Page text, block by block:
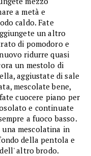
a metà e
caldo. Fate
un altro
di pomodoro e
ridurre quasi
un mestolo di
aggiustate di sale
mescolate bene,
cuocere piano per
e continuate
a fuoco basso.
mescolatina in
della pentola e
altro brodo.